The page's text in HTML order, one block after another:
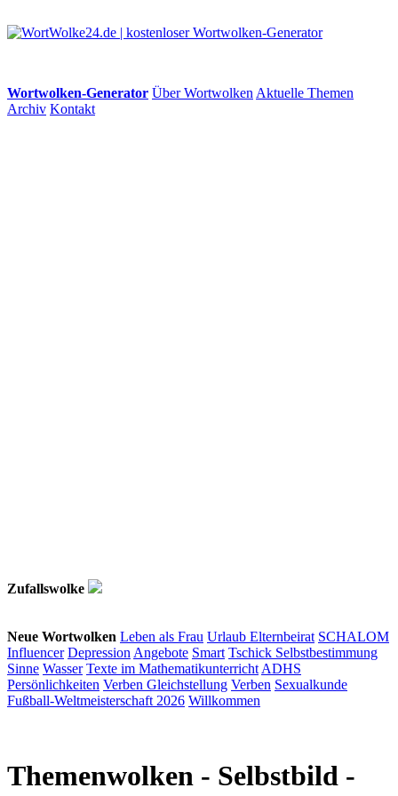
Wortwolken-Generator Über Wortwolken Aktuelle Themen
Archiv Kontakt
Zufallswolke
Neue Wortwolken Leben als Frau Urlaub Elternbeirat SCHALOM
Influencer Depression Angebote Smart Tschick Selbstbestimmung
Sinne Wasser Texte im Mathematikunterricht ADHS
Persönlichkeiten Verben Gleichstellung Verben Sexualkunde
Fußball-Weltmeisterschaft 2026 Willkommen
Themenwolken - Selbstbild -